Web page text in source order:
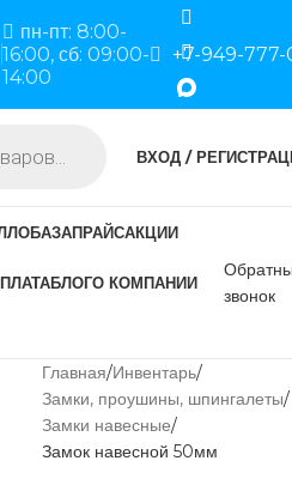
пн-пт: 8:00-
16:00, сб: 09:00-
14:00
+7-949-777-
ВХОД /
ПРАЙСАКЦИИ
БЛОГО КОМПАНИИ
звонок
Главная Инвентарь
Замки, проушины, шпингалеты
Замки навесные
Замок навесной 50мм